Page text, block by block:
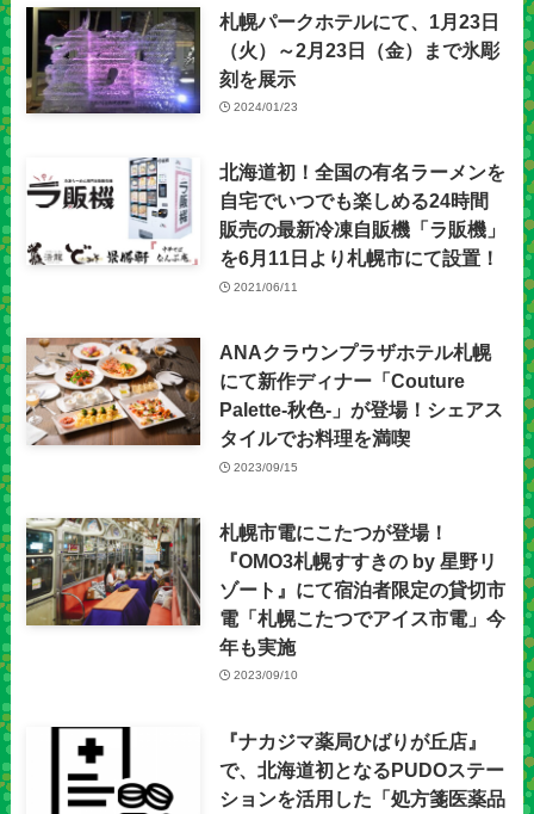
札幌パークホテルにて、1月23日
（火）～2月23日（金）まで氷彫
刻を展示
2024/01/23
北海道初！全国の有名ラーメンを
自宅でいつでも楽しめる24時間
販売の最新冷凍自販機「ラ販機」
を6月11日より札幌市にて設置！
2021/06/11
ANAクラウンプラザホテル札幌
にて新作ディナー「Couture
Palette-秋色-」が登場！シェアス
タイルでお料理を満喫
2023/09/15
札幌市電にこたつが登場！
『OMO3札幌すすきの by 星野リ
ゾート』にて宿泊者限定の貸切市
電「札幌こたつでアイス市電」今
年も実施
2023/09/10
『ナカジマ薬局ひばりが丘店』
で、北海道初となるPUDOステー
ションを活用した「処方箋医薬品